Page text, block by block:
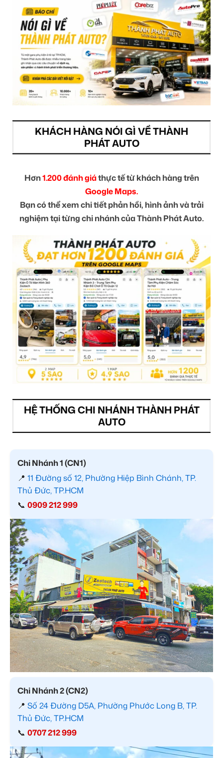
KHÁCH HÀNG NÓI GÌ VỀ THÀNH
PHÁT AUTO
Hơn1.200 đánh giáthực tế từ khách hàng trên
Google Maps.
Bạn có thể xem chi tiết phản hồi, hình ảnh và trải
nghiệm tại từng chi nhánh của Thành Phát Auto.
HỆ THỐNG CHI NHÁNH THÀNH PHÁT
AUTO
Chi Nhánh 1 (CN1)
📍 11 Đường số 12, Phường Hiệp Bình Chánh, TP.
Thủ Đức, TP.HCM
📞 0909 212 999
Chi Nhánh 2 (CN2)
📍 Số 24 Đường D5A, Phường Phước Long B, TP.
Thủ Đức, TP.HCM
📞 0707 212 999